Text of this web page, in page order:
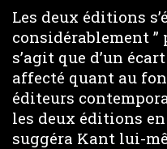
Les deux éditions
considérablement ”
s’agit que d’un
affecté quant au
éditeurs
les deux éditions en
suggéra Kant lui-